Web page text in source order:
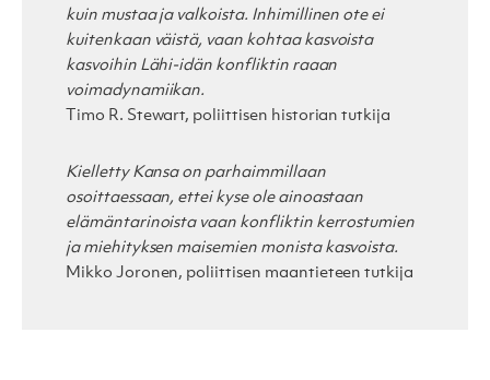
kuin mustaa ja valkoista. Inhimillinen ote ei
kuitenkaan väistä, vaan kohtaa kasvoista
kasvoihin Lähi-idän konfliktin raaan
voimadynamiikan.
Timo R. Stewart, poliittisen historian tutkija
Kielletty Kansa on parhaimmillaan
osoittaessaan, ettei kyse ole ainoastaan
elämäntarinoista vaan konfliktin kerrostumien
ja miehityksen maisemien monista kasvoista.
Mikko Joronen, poliittisen maantieteen tutkija